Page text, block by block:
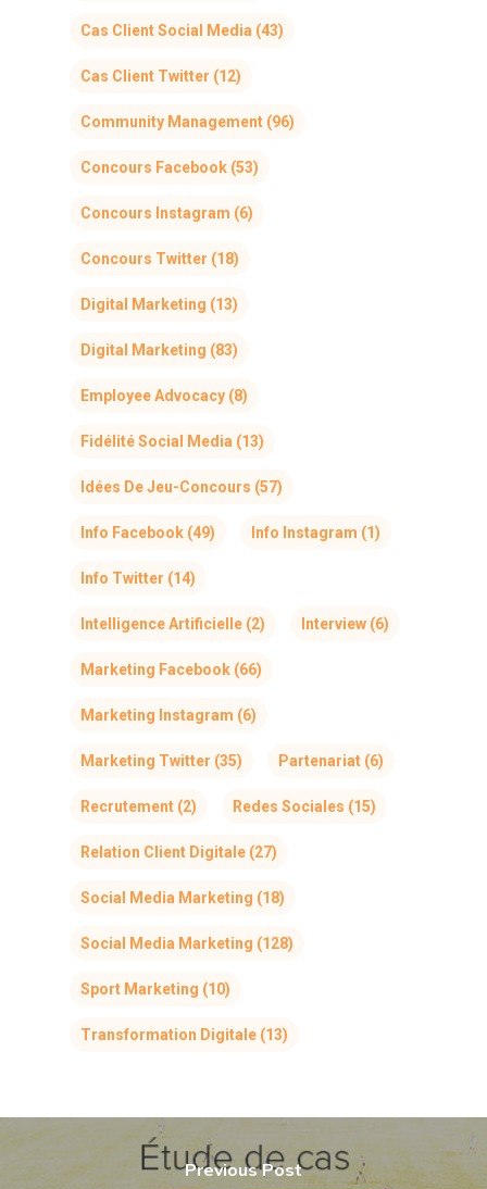
Cas Client Social Media (43)
Cas Client Twitter (12)
Community Management (96)
Concours Facebook (53)
Concours Instagram (6)
Concours Twitter (18)
Digital Marketing (13)
Digital Marketing (83)
Employee Advocacy (8)
Fidélité Social Media (13)
Idées De Jeu-Concours (57)
Info Facebook (49) Info Instagram (1)
Info Twitter (14)
Intelligence Artificielle (2) Interview (6)
Marketing Facebook (66)
Marketing Instagram (6)
Marketing Twitter (35) Partenariat (6)
Recrutement (2) Redes Sociales (15)
Relation Client Digitale (27)
Social Media Marketing (18)
Social Media Marketing (128)
Sport Marketing (10)
Transformation Digitale (13)
Previous Post